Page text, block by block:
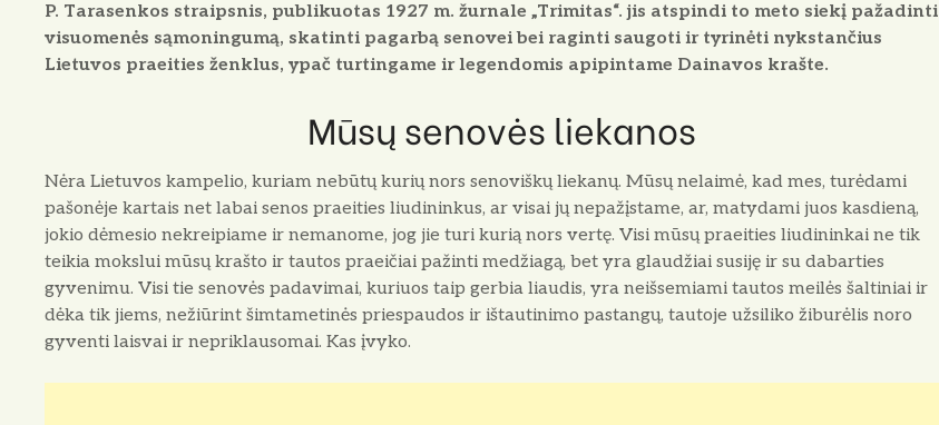
P. Tarasenkos straipsnis, publikuotas 1927 m. žurnale „Trimitas“. jis atspindi to meto siekį pažadinti
visuomenės sąmoningumą, skatinti pagarbą senovei bei raginti saugoti ir tyrinėti nykstančius
Lietuvos praeities ženklus, ypač turtingame ir legendomis apipintame Dainavos krašte.
Mūsų senovės liekanos
Nėra Lietuvos kampelio, kuriam nebūtų kurių nors senoviškų liekanų. Mūsų nelaimė, kad mes, turėdami
pašonėje kartais net labai senos praeities liudininkus, ar visai jų nepažįstame, ar, matydami juos kasdieną,
jokio dėmesio nekreipiame ir nemanome, jog jie turi kurią nors vertę. Visi mūsų praeities liudininkai ne tik
teikia mokslui mūsų krašto ir tautos praeičiai pažinti medžiagą, bet yra glaudžiai susiję ir su dabarties
gyvenimu. Visi tie senovės padavimai, kuriuos taip gerbia liaudis, yra neišsemiami tautos meilės šaltiniai ir
dėka tik jiems, nežiūrint šimtametinės priespaudos ir ištautinimo pastangų, tautoje užsiliko žiburėlis noro
gyventi laisvai ir nepriklausomai. Kas įvyko.